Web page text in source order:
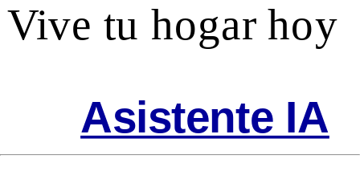
Vive tu hogar hoy
Asistente IA